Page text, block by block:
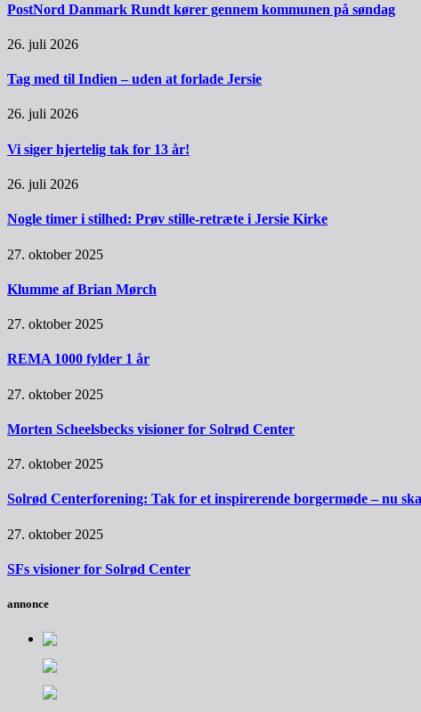
PostNord Danmark Rundt kører gennem kommunen på søndag
26. juli 2026
Tag med til Indien – uden at forlade Jersie
26. juli 2026
Vi siger hjertelig tak for 13 år!
26. juli 2026
Nogle timer i stilhed: Prøv stille-retræte i Jersie Kirke
27. oktober 2025
Klumme af Brian Mørch
27. oktober 2025
REMA 1000 fylder 1 år
27. oktober 2025
Morten Scheelsbecks visioner for Solrød Center
27. oktober 2025
Solrød Centerforening: Tak for et inspirerende borgermøde – nu
27. oktober 2025
SFs visioner for Solrød Center
annonce